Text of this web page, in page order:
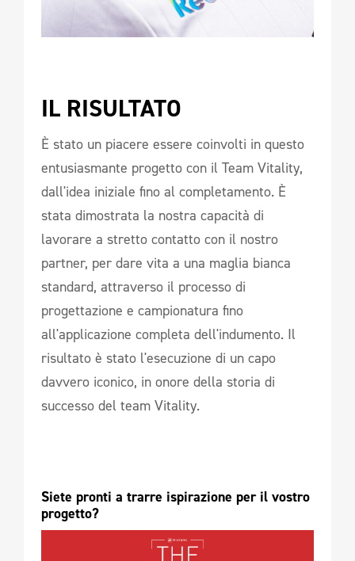
IL RISULTATO
È stato un piacere essere coinvolti in questo
entusiasmante progetto con il Team Vitality,
dall'idea iniziale fino al completamento. È
stata dimostrata la nostra capacità di
lavorare a stretto contatto con il nostro
partner, per dare vita a una maglia bianca
standard, attraverso il processo di
progettazione e campionatura fino
all'applicazione completa dell'indumento. Il
risultato è stato l'esecuzione di un capo
davvero iconico, in onore della storia di
successo del team Vitality.
Siete pronti a trarre ispirazione per il vostro
progetto?